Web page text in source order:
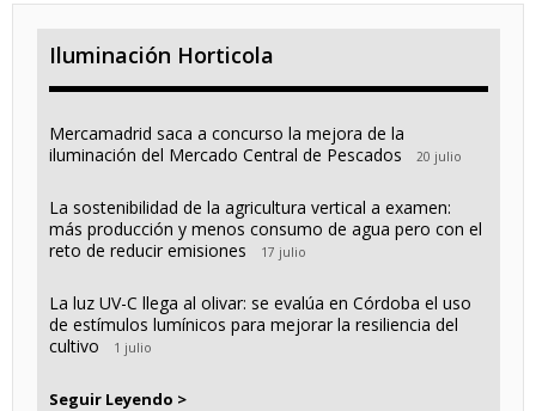
Iluminación Horticola
Mercamadrid saca a concurso la mejora de la
iluminación del Mercado Central de Pescados
20 julio
La sostenibilidad de la agricultura vertical a examen:
más producción y menos consumo de agua pero con el
reto de reducir emisiones
17 julio
La luz UV-C llega al olivar: se evalúa en Córdoba el uso
de estímulos lumínicos para mejorar la resiliencia del
cultivo
1 julio
Seguir Leyendo >